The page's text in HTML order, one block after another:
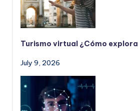
Turismo virtual ¿Cómo
July 9, 2026